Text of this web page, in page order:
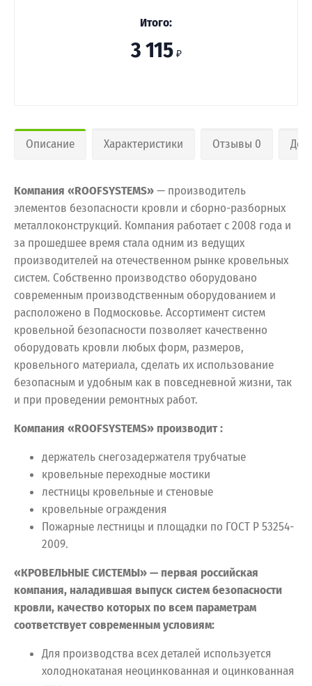
Итого:
3 115 ₽
Описание Характеристики Отзывы 0
Компания «ROOFSYSTEMS»— производитель
элементов безопасности кровли и сборно-разборных
металлоконструкций. Компания работает с 2008 года и
за прошедшее время стала одним из ведущих
производителей на отечественном рынке кровельных
систем. Собственно производство оборудовано
современным производственным оборудованием и
расположено в Подмосковье. Ассортимент систем
кровельной безопасности позволяет качественно
оборудовать кровли любых форм, размеров,
кровельного материала, сделать их использование
безопасным и удобным как в повседневной жизни, так
и при проведении ремонтных работ.
Компания «ROOFSYSTEMS» производит:
держатель снегозадержателя трубчатые
кровельные переходные мостики
лестницы кровельные и стеновые
кровельные ограждения
Пожарные лестницы и площадки по ГОСТ Р 53254-
2009.
«КРОВЕЛЬНЫЕ СИСТЕМЫ» — первая российская
компания, наладившая выпуск систем безопасности
кровли, качество которых по всем параметрам
соответствует современным условиям:
Для производства всех деталей используется
холоднокатаная неоцинкованная и оцинкованная